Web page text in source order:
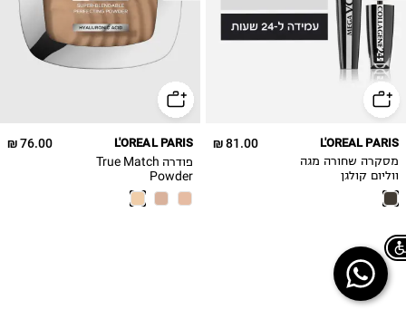
81.00 ₪ L'OREAL PARIS
מסקרה שחורה מגה
ווליום קולגן
76.00 ₪ L'OREAL PARIS
פודרה True Match
Powder
Chat on WhatsApp